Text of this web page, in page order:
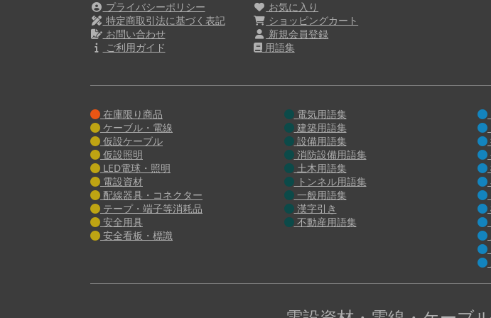
プライバシーポリシー
特定商取引法に基づく表記
お問い合わせ
ご利用ガイド
お気に入り
ショッピングカート
新規会員登録
用語集
在庫限り商品
ケーブル・電線
仮設ケーブル
仮設照明
LED電球・照明
電設資材
配線器具・コネクター
テープ・端子等消耗品
安全用具
安全看板・標識
電気用語集
建築用語集
設備用語集
消防設備用語集
土木用語集
トンネル用語集
一般用語集
漢字引き
不動産用語集